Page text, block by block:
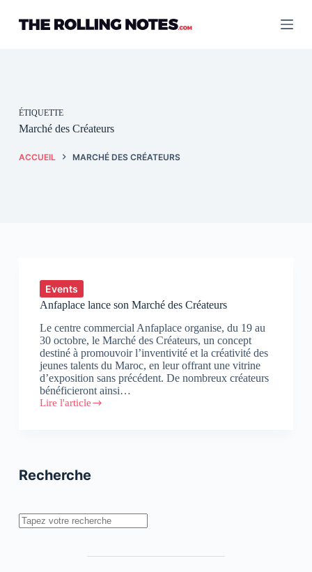
contenu
ÉTIQUETTE
Marché des Créateurs
ACCUEIL MARCHÉ DES CRÉATEURS
Events
Anfaplace lance son Marché des Créateurs
Le centre commercial Anfaplace organise, du 19 au
30 octobre, le Marché des Créateurs, un concept
destiné à promouvoir l’inventivité et la créativité des
jeunes talents du Maroc, en leur offrant une vitrine
d’exposition sans précédent. De nombreux créateurs
bénéficieront ainsi…
Lire l'article
Anfaplace
Recherche
Rechercher